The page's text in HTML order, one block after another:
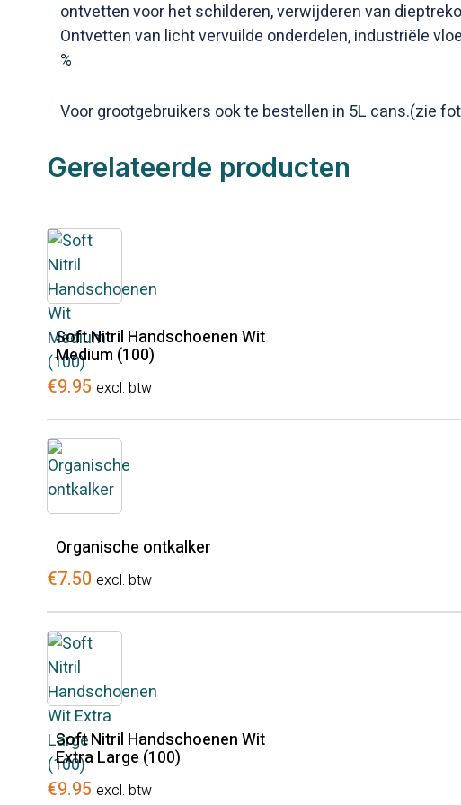
ontvetten voor het schilderen, verwijderen van
Ontvetten van licht vervuilde onderdelen, industriële
%
Voor grootgebruikers ook te bestellen in 5L cans.(zie
Gerelateerde producten
Soft Nitril Handschoenen Wit
Medium (100)
€9.95 excl. btw
Organische ontkalker
€7.50 excl. btw
Soft Nitril Handschoenen Wit
Extra Large (100)
€9.95 excl. btw